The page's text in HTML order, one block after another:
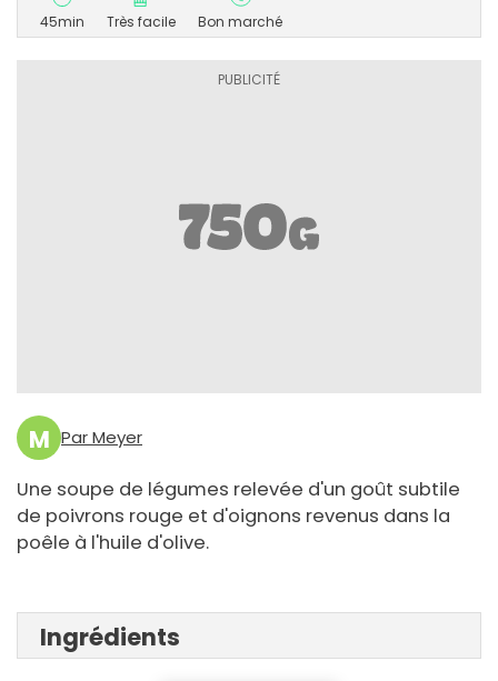
45min Très facile Bon marché
M Par Meyer
Une soupe de légumes relevée d'un goût subtile
de poivrons rouge et d'oignons revenus dans la
poêle à l'huile d'olive.
Ingrédients